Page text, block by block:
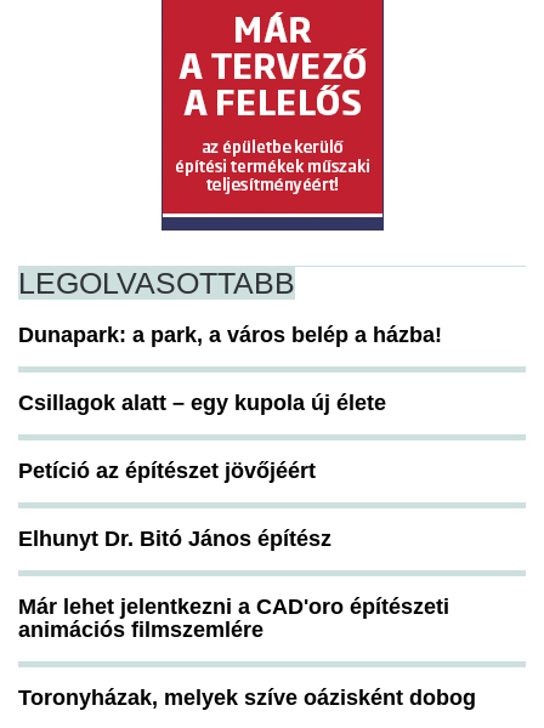
LEGOLVASOTTABB
Dunapark: a park, a város belép a házba!
Csillagok alatt – egy kupola új élete
Petíció az építészet jövőjéért
Elhunyt Dr. Bitó János építész
Már lehet jelentkezni a CAD'oro építészeti
animációs filmszemlére
Toronyházak, melyek szíve oázisként dobog